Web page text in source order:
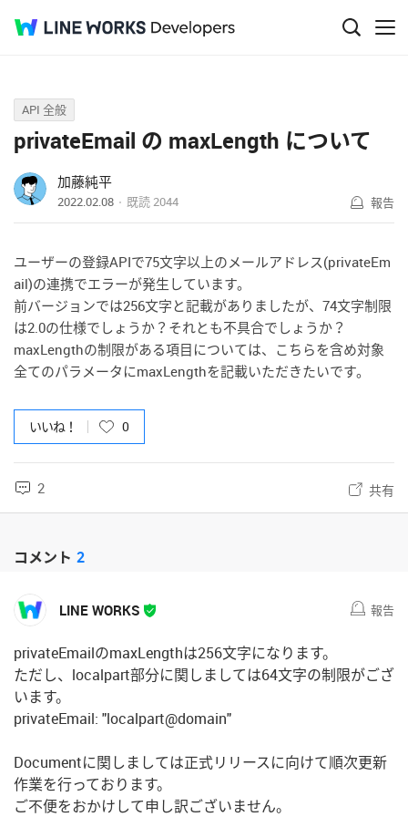
Q&A
API 全般
privateEmail の maxLength について
加藤純平
2022.02.08 既読2044 報告
ユーザーの登録APIで75文字以上のメールアドレス(privateEm
ail)の連携でエラーが発生しています。
前バージョンでは256文字と記載がありましたが、74文字制限
は2.0の仕様でしょうか？それとも不具合でしょうか？
maxLengthの制限がある項目については、こちらを含め対象
全てのパラメータにmaxLengthを記載いただきたいです。
いいね！ 0
2 共有
コメント 2
LINE WORKS 報告
privateEmailのmaxLengthは256文字になります。
ただし、localpart部分に関しましては64文字の制限がござ
います。
privateEmail: "localpart@domain"
Documentに関しましては正式リリースに向けて順次更新
作業を行っております。
ご不便をおかけして申し訳ございません。